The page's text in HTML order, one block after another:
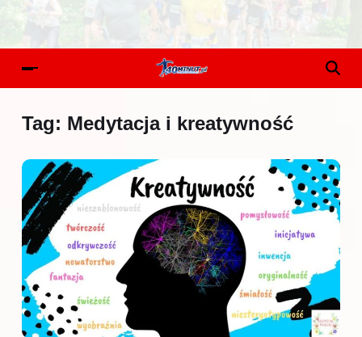
Tag: Medytacja i kreatywność